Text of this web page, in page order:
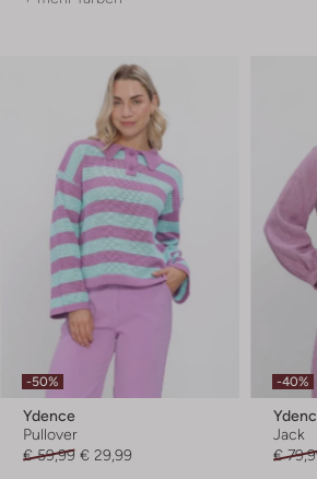
-50%
Ydence
Pullover
€ 59,99 € 29,99
-40%
Jack
€